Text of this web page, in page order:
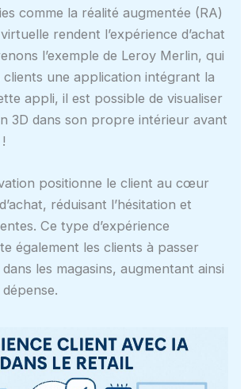
comme la réalité augmentée (RA)
rendent l’expérience d’achat
l’exemple de Leroy Merlin, qui
clients une application intégrant la
appli, il est possible de visualiser
3D dans son propre intérieur avant
positionne le client au cœur
réduisant l’hésitation et
Ce type d’expérience
également les clients à passer
les magasins, augmentant ainsi